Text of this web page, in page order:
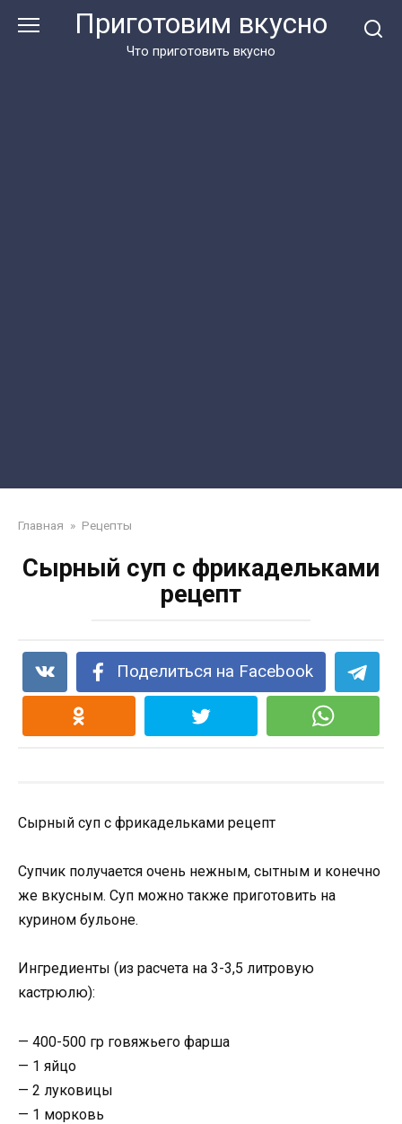
Приготовим вкусно
Что приготовить вкусно
Главная » Рецепты
Сырный суп с фрикадельками
рецепт
Поделиться на Facebook
Сырный суп с фрикадельками рецепт
Супчик получается очень нежным, сытным и конечно
же вкусным. Суп можно также приготовить на
курином бульоне.
Ингредиенты (из расчета на 3-3,5 литровую
кастрюлю):
— 400-500 гр говяжьего фарша
— 1 яйцо
— 2 луковицы
— 1 морковь